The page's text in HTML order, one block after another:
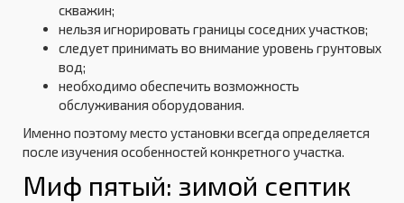
скважин;
нельзя игнорировать границы соседних участков;
следует принимать во внимание уровень грунтовых
вод;
необходимо обеспечить возможность
обслуживания оборудования.
Именно поэтому место установки всегда определяется
после изучения особенностей конкретного участка.
Миф пятый: зимой септик